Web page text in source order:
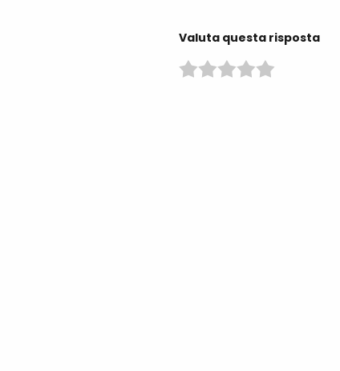
Valuta questa risposta